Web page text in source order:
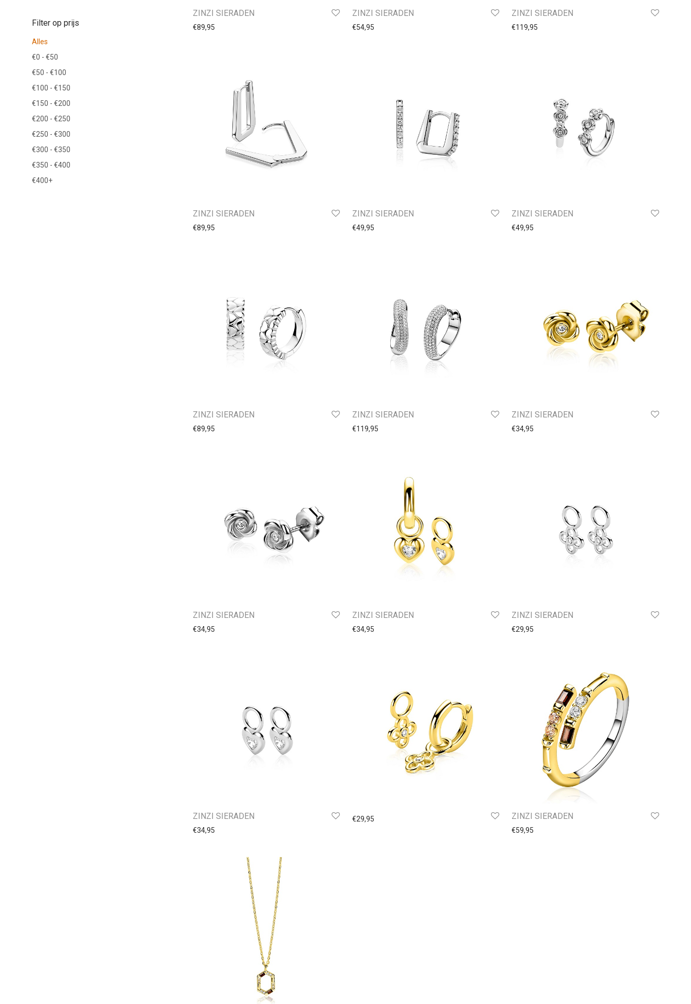
Filter op prijs
Alles
€0 - €50
€50 - €100
€100 - €150
€150 - €200
€200 - €250
€250 - €300
€300 - €350
€350 - €400
€400+
ZINZI SIERADEN
€89,95
ZINZI SIERADEN
€54,95
ZINZI SIERADEN
€119,95
ZINZI SIERADEN
€89,95
ZINZI SIERADEN
€49,95
ZINZI SIERADEN
€49,95
ZINZI SIERADEN
€89,95
ZINZI SIERADEN
€119,95
ZINZI SIERADEN
€34,95
ZINZI SIERADEN
€34,95
ZINZI SIERADEN
€34,95
ZINZI SIERADEN
€29,95
ZINZI SIERADEN
€34,95
€29,95 ZINZI SIERADEN
€59,95